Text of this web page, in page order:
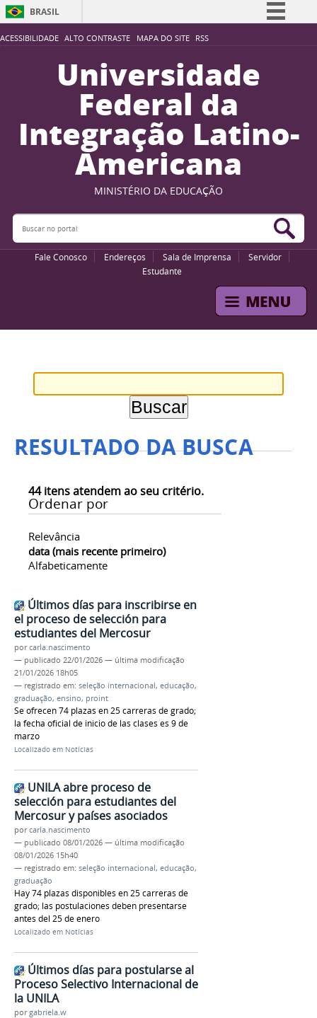
ACESSIBILIDADE ALTO CONTRASTE MAPA DO SITE RSS
BRASIL
Simplifique!
Participe
Acesso à informação
Legislação
Canais
Universidade
Federal da
Integração Latino-
Americana
MINISTÉRIO DA EDUCAÇÃO
Buscar no portal
Fale Conosco Endereços Sala de Imprensa
Servidor
Estudante
RESULTADO DA BUSCA
44itens atendem ao seu critério.
Ordenar por
Relevância
data (mais recente primeiro)
Alfabeticamente
Últimos días para inscribirse en
el proceso de selección para
estudiantes del Mercosur
porcarla.nascimento
— publicado 22/01/2026 — última modificação
21/01/2026 18h05
— registrado em: seleção internacional, educação,
graduação, ensino, proint
Se ofrecen 74 plazas en 25 carreras de grado;
la fecha oficial de inicio de las clases es 9 de
marzo
Localizado em Notícias
UNILA abre proceso de
selección para estudiantes del
Mercosur y países asociados
porcarla.nascimento
— publicado 08/01/2026 — última modificação
08/01/2026 15h40
— registrado em: seleção internacional, educação,
graduação
Hay 74 plazas disponibles en 25 carreras de
grado; las postulaciones deben presentarse
antes del 25 de enero
Localizado em Notícias
Últimos días para postularse al
Proceso Selectivo Internacional de
la UNILA
porgabriela.w